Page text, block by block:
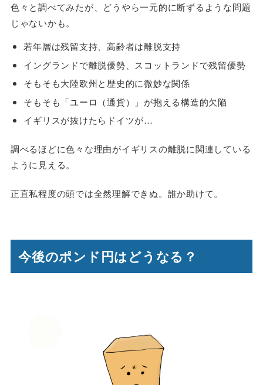
色々と調べてみたが、どうやら一元的に断ずるような問題
じゃないかも。
若年層は残留支持、高齢者は離脱支持
イングランドで離脱優勢、スコットランドで残留優勢
そもそも大陸欧州と歴史的に微妙な関係
そもそも「ユーロ（通貨）」が抱える構造的欠陥
イギリスが抜けたらドイツが…
調べるほどに色々な理由がイギリスの離脱に関連している
ように見える。
正直私程度の頭では全然理解できぬ。誰か助けて。
今後のポンド円はどうなる？